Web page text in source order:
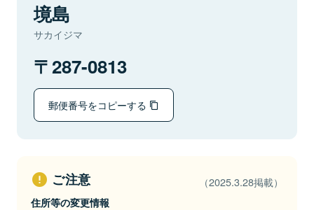
境島
サカイジマ
287-0813
郵便番号をコピーする
ご注意 （2025.3.28掲載）
住所等の変更情報